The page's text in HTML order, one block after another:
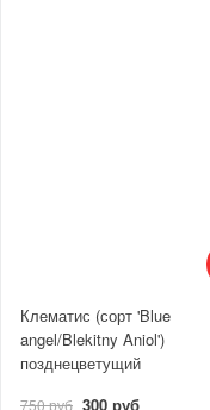
Клематис (сорт 'Blue
angel/Blekitny Aniol')
позднецветущий
750 руб 300 руб